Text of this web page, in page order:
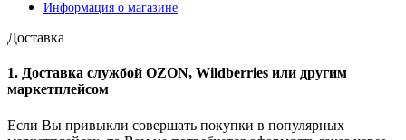
Информация о магазине
Доставка
1. Доставка службой OZON, Wildberries или другим
маркетплейсом
Если Вы привыкли совершать покупки в популярных